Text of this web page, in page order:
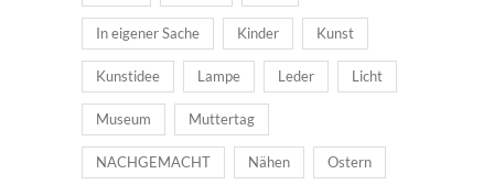
In eigener Sache Kinder Kunst
Kunstidee Lampe Leder Licht
Museum Muttertag
NACHGEMACHT Nähen Ostern